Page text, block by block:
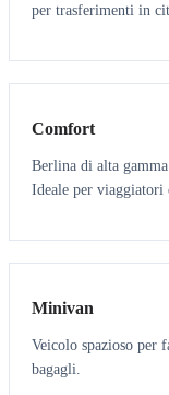
per trasferimenti in
3 3
Comfort
Berlina di alta
Ideale per viaggiatori
6 5
Minivan
Veicolo spazioso per
bagagli.